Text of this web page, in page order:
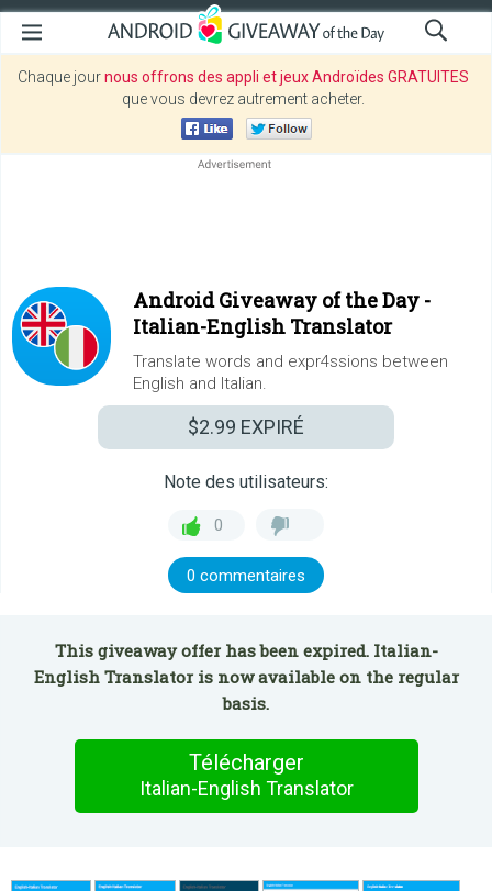
Chaque journous offrons des appli et jeux Androïdes GRATUITES
que vous devrez autrement acheter.
Android Giveaway of the Day -
Italian-English Translator
Translate words and expr4ssions between
English and Italian.
$2.99 EXPIRÉ
Note des utilisateurs:
0
0 commentaires
This giveaway offer has been expired. Italian-
English Translator is now available on the regular
basis.
Télécharger
Italian-English Translator